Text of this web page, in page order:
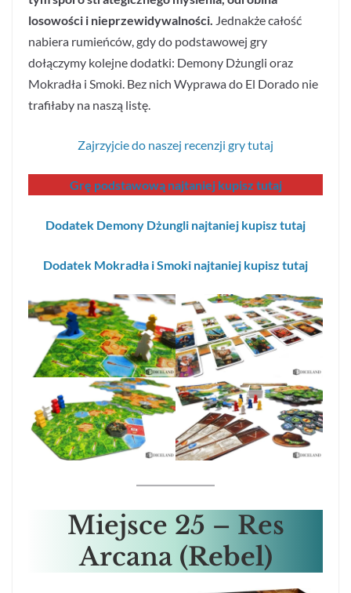
losowości i nieprzewidywalności. Jednakże całość
nabiera rumieńców, gdy do podstawowej gry
dołączymy kolejne dodatki: Demony Dżungli oraz
Mokradła i Smoki. Bez nich Wyprawa do El Dorado nie
trafiłaby na naszą listę.
Zajrzyjcie do naszej recenzji gry tutaj
Grę podstawową najtaniej kupisz tutaj
Dodatek Demony Dżungli najtaniej kupisz tutaj
Dodatek Mokradła i Smoki najtaniej kupisz tutaj
Miejsce 25 – Res
Arcana (Rebel)